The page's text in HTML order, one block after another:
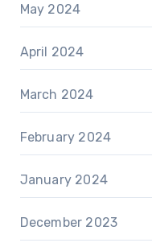
May 2024
April 2024
March 2024
February 2024
January 2024
December 2023